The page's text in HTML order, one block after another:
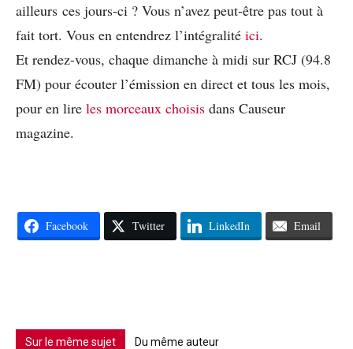
ailleurs ces jours-ci ? Vous n’avez peut-être pas tout à
fait tort. Vous en entendrez l’intégralité ici.
Et rendez-vous, chaque dimanche à midi sur RCJ (94.8
FM) pour écouter l’émission en direct et tous les mois,
pour en lire les morceaux choisis dans Causeur
magazine.
Facebook Twitter LinkedIn Email
Sur le même sujet Du même auteur